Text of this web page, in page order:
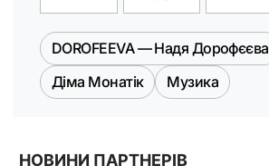
DOROFEEVA — Надя Дорофєєва
Діма Монатік
Музика